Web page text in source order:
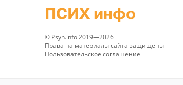
ПСИХ инфо
© Psyh.info 2019—2026
Права на материалы сайта защищены
Пользовательское соглашение